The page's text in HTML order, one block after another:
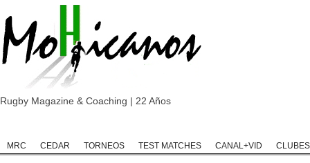
Rugby Magazine & Coaching | 22 Años
MRC
CEDAR TORNEOS TEST MATCHES CANAL+VID CLUBES